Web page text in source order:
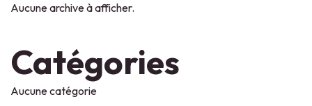
Aucune archive à afficher.
Catégories
Aucune catégorie